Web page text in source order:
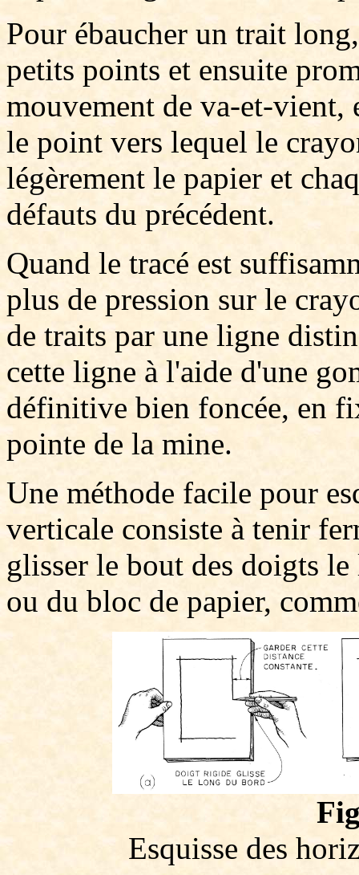
Pour ébaucher un trait
petits points et ensuite
mouvement de va-et-vient,
le point vers lequel le
légèrement le papier et
défauts du précédent.
Quand le tracé est
plus de pression sur le
de traits par une ligne
cette ligne à l'aide d'une
définitive bien foncée, en
pointe de la mine.
Une méthode facile pour
verticale consiste à tenir
glisser le bout des doigts
ou du bloc de papier,
Esquisse des